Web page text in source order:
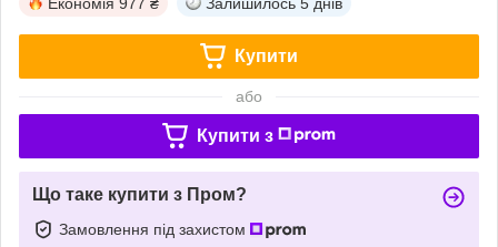
Купити
або
Купити з
Що таке купити з Пром?
Замовлення під захистом